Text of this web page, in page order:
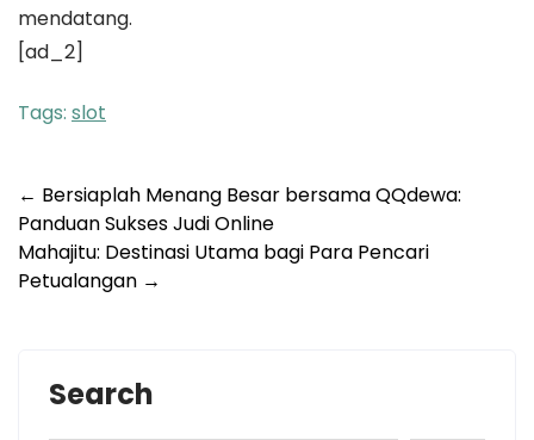
mendatang.
[ad_2]
Tags: slot
Post
navigation
← Bersiaplah Menang Besar bersama QQdewa:
Panduan Sukses Judi Online
Mahajitu: Destinasi Utama bagi Para Pencari
Petualangan →
Search